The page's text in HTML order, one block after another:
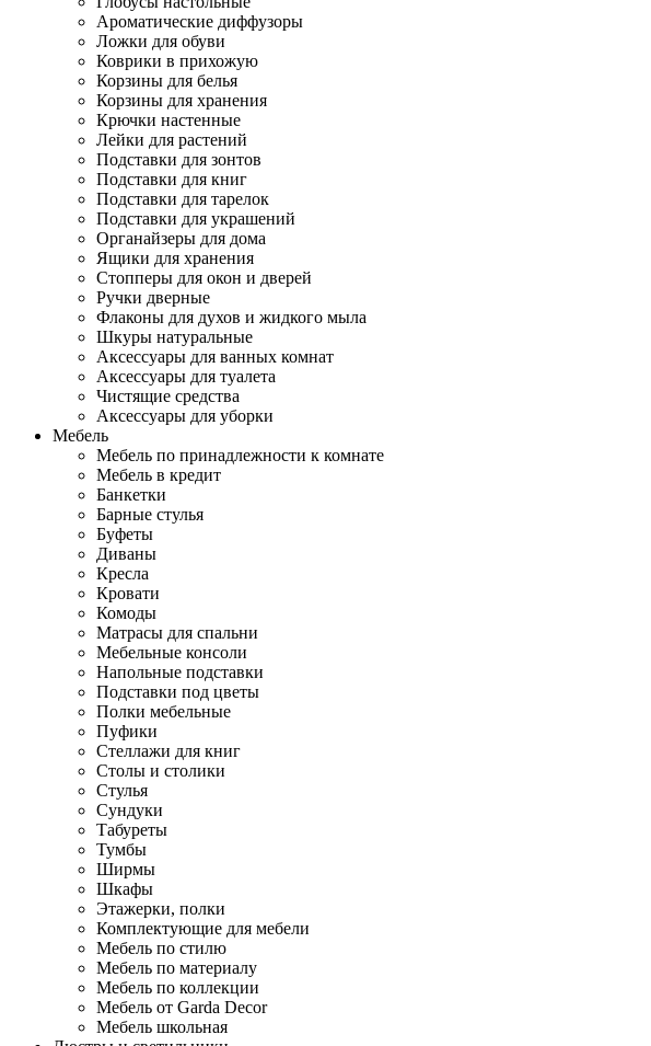
Ароматические диффузоры
Ложки для обуви
Коврики в прихожую
Корзины для белья
Корзины для хранения
Крючки настенные
Лейки для растений
Подставки для зонтов
Подставки для книг
Подставки для тарелок
Подставки для украшений
Органайзеры для дома
Ящики для хранения
Стопперы для окон и дверей
Ручки дверные
Флаконы для духов и жидкого мыла
Шкуры натуральные
Аксессуары для ванных комнат
Аксессуары для туалета
Чистящие средства
Аксессуары для уборки
Мебель
Мебель по принадлежности к комнате
Мебель в кредит
Банкетки
Барные стулья
Буфеты
Диваны
Кресла
Кровати
Комоды
Матрасы для спальни
Мебельные консоли
Напольные подставки
Подставки под цветы
Полки мебельные
Пуфики
Стеллажи для книг
Столы и столики
Стулья
Сундуки
Табуреты
Тумбы
Ширмы
Шкафы
Этажерки, полки
Комплектующие для мебели
Мебель по стилю
Мебель по материалу
Мебель по коллекции
Мебель от Garda Decor
Мебель школьная